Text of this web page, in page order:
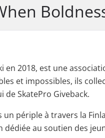
en 2018, est une
et impossibles, ils
SkatePro Giveback.
un périple à travers la
au soutien des